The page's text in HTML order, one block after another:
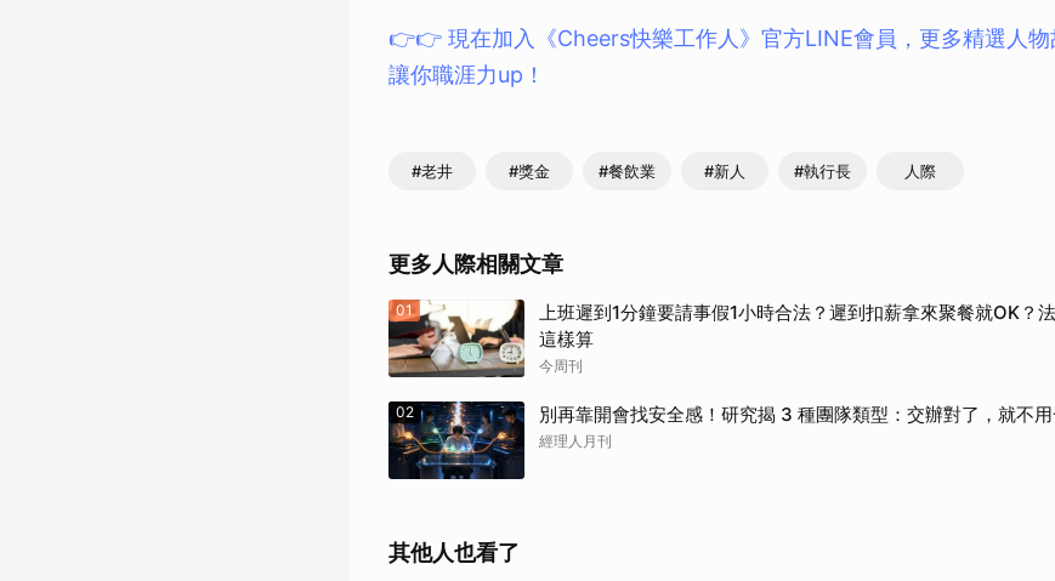
👉👉 現在加入《Cheers快樂工作人》官方LINE會員，更多精選人物
讓你職涯力up！
#老井 #獎金 #餐飲業 #新人 #執行長 人際
更多人際相關文章
01
上班遲到1分鐘要請事假1小時合法？遲到扣薪拿來聚餐就OK？
這樣算
今周刊
02 別再靠開會找安全感！研究揭 3 種團隊類型：交辦對了，就不
經理人月刊
其他人也看了